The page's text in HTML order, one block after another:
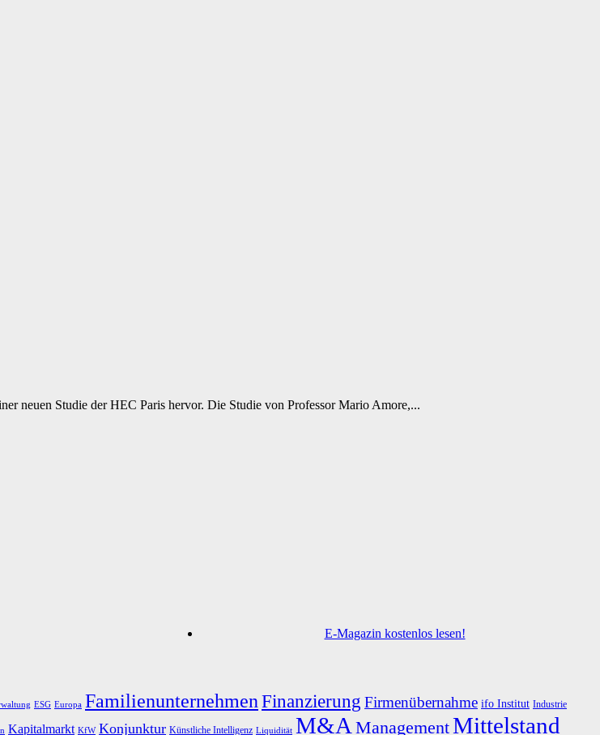
neuen Studie der HEC Paris hervor. Die Studie von Professor Mario Amore,...
E-Magazin kostenlos lesen!
ESG Europa FamilienunternehmenFinanzierung Firmenübernahme ifo Institut Industrie
Kapitalmarkt KfW Konjunktur Künstliche Intelligenz Liquidität M&A ManagementMittelstand